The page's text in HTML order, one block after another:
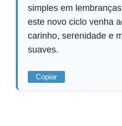
simples em
este novo ciclo venha
carinho, serenidade e
suaves.
Copiar